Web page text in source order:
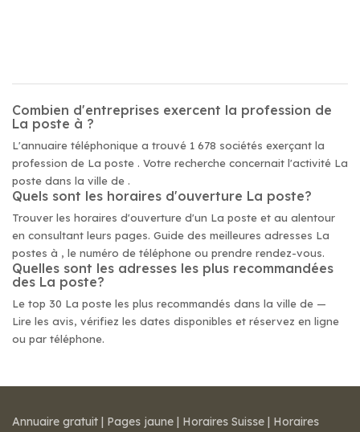
Combien d'entreprises exercent la profession de
La poste à ?
L'annuaire téléphonique a trouvé 1 678 sociétés exerçant la
profession de La poste . Votre recherche concernait l'activité La
poste dans la ville de .
Quels sont les horaires d'ouverture La poste?
Trouver les horaires d'ouverture d'un La poste et au alentour
en consultant leurs pages. Guide des meilleures adresses La
postes à , le numéro de téléphone ou prendre rendez-vous.
Quelles sont les adresses les plus recommandées
des La poste?
Le top 30 La poste les plus recommandés dans la ville de —
Lire les avis, vérifiez les dates disponibles et réservez en ligne
ou par téléphone.
Annuaire gratuit | Pages jaune | Horaires Suisse | Horaires